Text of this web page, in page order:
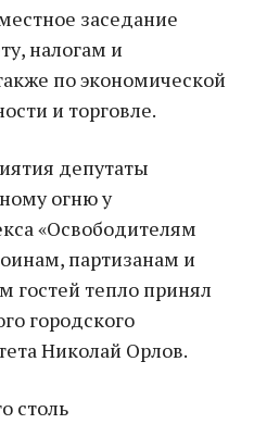
заседание
налогам и
по экономической
и торговле.
депутаты
огню у
«Освободителям
партизанам и
гостей тепло принял
городского
Николай Орлов.
столь